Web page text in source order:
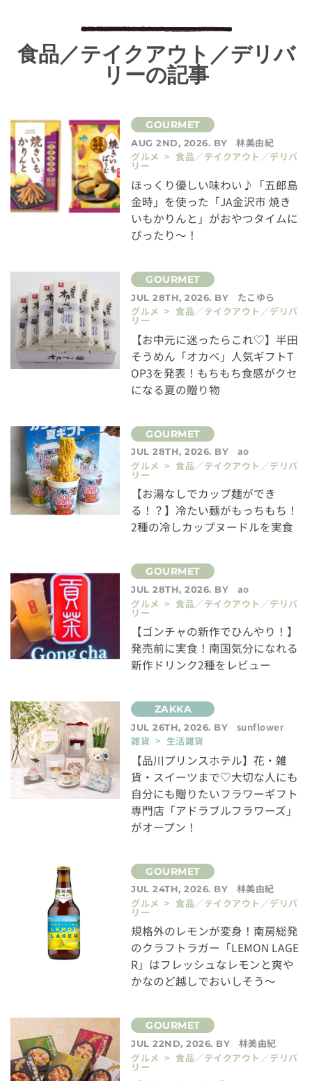
食品／テイクアウト／デリバ
リーの記事
AUG 2ND, 2026. BY
林美由紀
グルメ > 食品／テイクアウト／デリバ
リー
ほっくり優しい味わい♪「五郎島
金時」を使った「JA金沢市 焼き
いもかりんと」がおやつタイムに
ぴったり～！
JUL 28TH, 2026. BY
たこゆら
グルメ > 食品／テイクアウト／デリバ
リー
【お中元に迷ったらこれ♡】半田
そうめん「オカベ」人気ギフトT
OP3を発表！もちもち食感がクセ
になる夏の贈り物
JUL 28TH, 2026. BY
ao
グルメ > 食品／テイクアウト／デリバ
リー
【お湯なしでカップ麺ができ
る！？】冷たい麺がもっちもち！
2種の冷しカップヌードルを実食
JUL 28TH, 2026. BY
ao
グルメ > 食品／テイクアウト／デリバ
リー
【ゴンチャの新作でひんやり！】
発売前に実食！南国気分になれる
新作ドリンク2種をレビュー
JUL 26TH, 2026. BY
sunflower
雑貨 > 生活雑貨
【品川プリンスホテル】花・雑
貨・スイーツまで♡大切な人にも
自分にも贈りたいフラワーギフト
専門店「アドラブルフラワーズ」
がオープン！
JUL 24TH, 2026. BY
林美由紀
グルメ > 食品／テイクアウト／デリバ
リー
規格外のレモンが変身！南房総発
のクラフトラガー「LEMON LAGE
R」はフレッシュなレモンと爽や
かなのど越しでおいしそう～
JUL 22ND, 2026. BY
林美由紀
グルメ > 食品／テイクアウト／デリバ
リー